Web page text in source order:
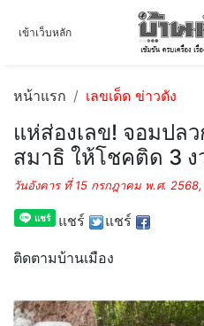
เข้าเว็บหลัก
หน้าแรก เลขเด็ด ข่าวดัง
แห่ส่องเลข! จอมปล
สมาธิ ให้โชคติด 3 ง
วันอังคาร ที่ 15 กรกฎาคม พ.ศ.
แชร์ แชร์
ติดตามบ้านเมือง